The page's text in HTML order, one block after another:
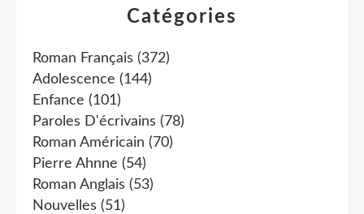
Catégories
Roman Français (372)
Adolescence (144)
Enfance (101)
Paroles D'écrivains (78)
Roman Américain (70)
Pierre Ahnne (54)
Roman Anglais (53)
Nouvelles (51)